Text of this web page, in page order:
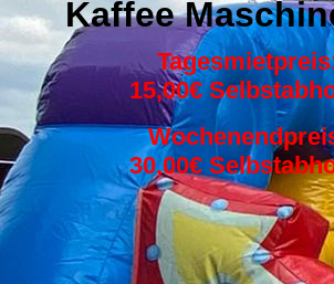
Kaffee
15,00€
30,00€